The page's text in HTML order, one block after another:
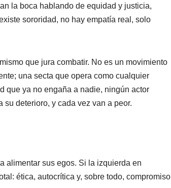
la boca hablando de equidad y justicia,
sororidad, no hay empatía real, solo
que jura combatir. No es un movimiento
una secta que opera como cualquier
que ya no engaña a nadie, ningún actor
deterioro, y cada vez van a peor.
alimentar sus egos. Si la izquierda en
ética, autocrítica y, sobre todo, compromiso